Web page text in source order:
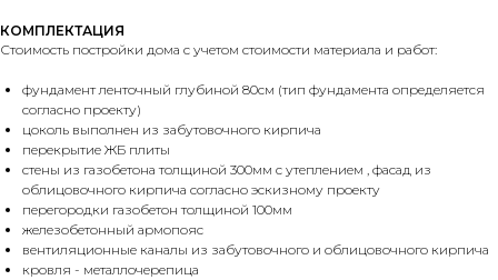
КОМПЛЕКТАЦИЯ
Стоимость постройки дома с учетом стоимости материала и работ:
фундамент ленточный глубиной 80см (тип фундамента определяется
согласно проекту)
цоколь выполнен из забутовочного кирпича
перекрытие ЖБ плиты
стены из газобетона толщиной 300мм с утеплением , фасад из
облицовочного кирпича согласно эскизному проекту
перегородки газобетон толщиной 100мм
железобетонный армопояс
вентиляционные каналы из забутовочного и облицовочного кирпича
кровля - металлочерепица